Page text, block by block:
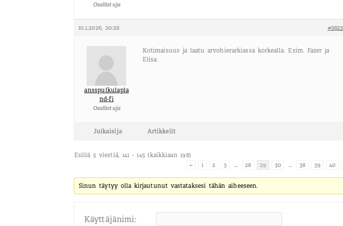
Osallistuja
10.1.2026, 20:26
ansspulkulapla
nd-fi
Osallistuja
Kotimaisuus ja laatu arvohierarkiassa korkealla. Esim. Fazer ja
Elisa.
Julkaisija Artikkelit
Esillä 5 viestiä, 141 - 145 (kaikkiaan 198)
←
1 2 3 … 28 29 30 … 38 39 40
Sinun täytyy olla kirjautunut vastataksesi tähän aiheeseen.
Käyttäjänimi: